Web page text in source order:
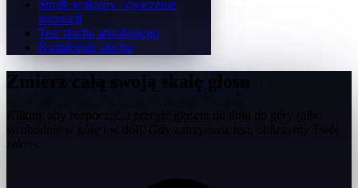
Stroik wokalny / ćwiczenie
intonacji
Test słuchu absolutnego
Kształcenie słuchu
Zmierz całą swoją skalę głosu